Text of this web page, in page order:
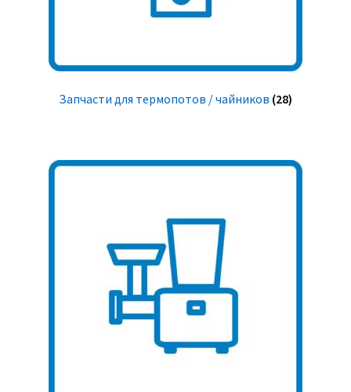
Запчасти для термопотов / чайников (28)